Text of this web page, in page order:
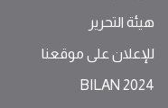
هيئة التحرير
للإعلان على موقعنا
BILAN 2024